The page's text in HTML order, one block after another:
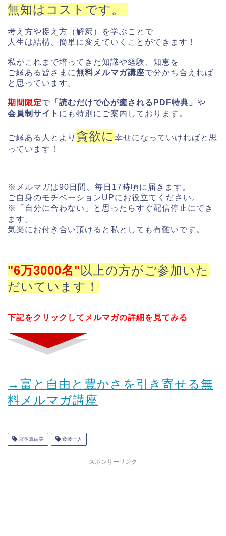
無知はコストです。
考え方や捉え方（解釈）を学ぶことで
人生は結構、簡単に変えていくことができます！
私がこれまで培ってきた知識や経験、知恵を
ご縁ある皆さまに無料メルマガ講座で分かち合えれば
と思っています。
期間限定で 「読むだけで心が癒されるPDF特典」 や
会員制サイト にも特別にご案内しております。
ご縁ある人とより 貪欲に 幸せになっていければと思
っています！
※メルマガは90日間、毎日17時頃に届きます。
ご自身のモチベーションUPにお役立てください。
※「自分に合わない」と思ったらすぐ配信停止にでき
ます。
気楽にお付き合い頂けると私としても有難いです。
"6万3000名" 以上の方がご参加いた
だいています！
下記をクリックしてメルマガの詳細を見てみる
→富と自由と豊かさを引き寄せる無
料メルマガ講座
宮本真由美 斎藤一人
スポンサーリンク